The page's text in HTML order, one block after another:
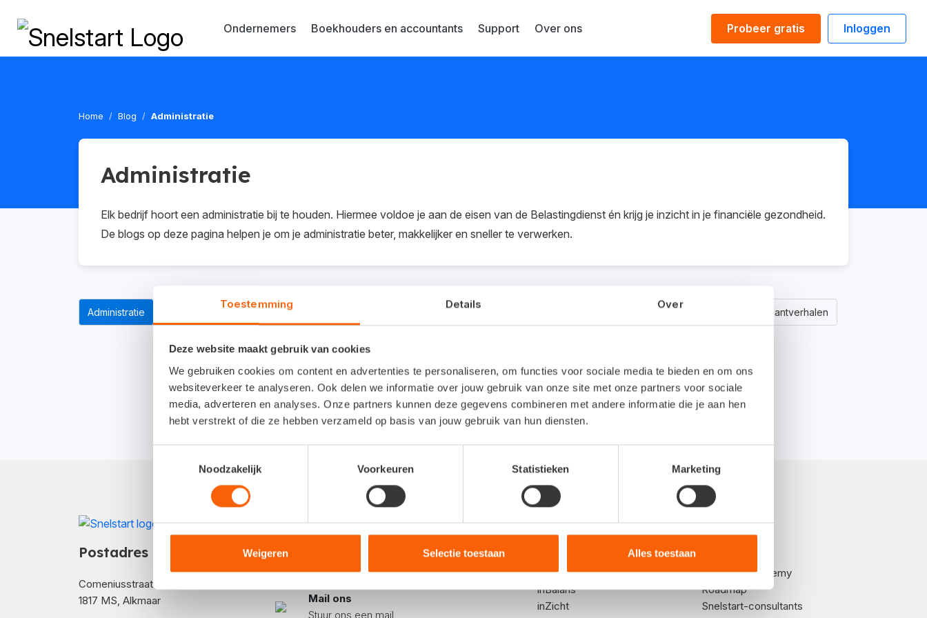
Toestemming Details Over
Deze website maakt gebruik van cookies
We gebruiken cookies om content en advertenties te personaliseren, om functies voor sociale media te bieden en om ons
websiteverkeer te analyseren. Ook delen we informatie over jouw gebruik van onze site met onze partners voor sociale
media, adverteren en analyses. Onze partners kunnen deze gegevens combineren met andere informatie die je aan hen
hebt verstrekt of die ze hebben verzameld op basis van jouw gebruik van hun diensten.
Noodzakelijk
Voorkeuren Statistieken Marketing
Weigeren Selectie toestaan Alles toestaan
Probeer gratis Inloggen
Ondernemers Boekhouders en accountants Support Over ons
Home Blog Administratie
Administratie
Elk bedrijf hoort een administratie bij te houden. Hiermee voldoe je aan de eisen van de Belastingdienst én krijg je inzicht in je financiële gezondheid.
De blogs op deze pagina helpen je om je administratie beter, makkelijker en sneller te verwerken.
Administratie Btw-aangifte Boekhouders en accountants Snelstart-nieuws Klantverhalen
Bekijk meer artikelen
Postadres
Comeniusstraat 10
1817 MS, Alkmaar
Hoe kunnen we je helpen?
+31 (0222) 36 30 60
Mail ons
Stuur ons een mail
Voor ondernemers
inKaart
inBalans
inZicht
Support
Snelstart Academy
Roadmap
Snelstart-consultants